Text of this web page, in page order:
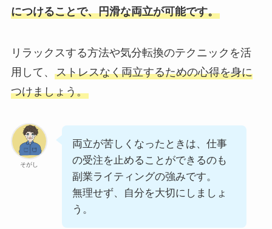
につけることで、円滑な両立が可能です。
リラックスする方法や気分転換のテクニックを活
用して、 ストレスなく両立するための心得を身に
つけましょう。
そがし
両立が苦しくなったときは、仕事
の受注を止めることができるのも
副業ライティングの強みです。
無理せず、自分を大切にしましょ
う。